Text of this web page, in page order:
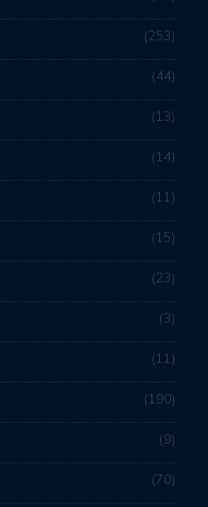
253
44
13
14
11
15
23
3
11
190
9
70